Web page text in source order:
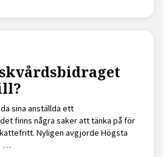
sina anställda ett
finns några saker att tänka på för
Nyligen avgjorde Högsta
…